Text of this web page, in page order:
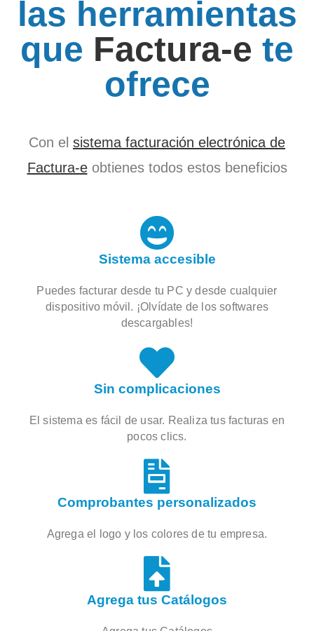
las herramientas
que Factura-e te
ofrece
Con el sistema facturación electrónica de
Factura-eobtienes todos estos beneficios
Sistema accesible
Puedes facturar desde tu PC y desde cualquier
dispositivo móvil. ¡Olvídate de los softwares
descargables!
Sin complicaciones
El sistema es fácil de usar. Realiza tus facturas en
pocos clics.
Comprobantes personalizados
Agrega el logo y los colores de tu empresa.
Agrega tus Catálogos